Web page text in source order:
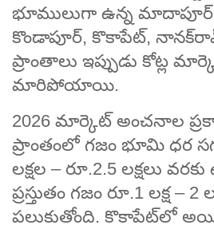
భూములుగా ఉన్న
కొండాపూర్, కొకాపేట్,
ప్రాంతాలు ఇప్పుడు కోట్ల
మారిపోయాయి.
2026 మార్కెట్ అంచనాల
ప్రాంతంలో గజం భూమి ధర
లక్షల – రూ.2.5 లక్షలు
ప్రస్తుతం గజం రూ.1 లక్ష – 2
పలుకుతోంది. కొకాపేట్‌లో